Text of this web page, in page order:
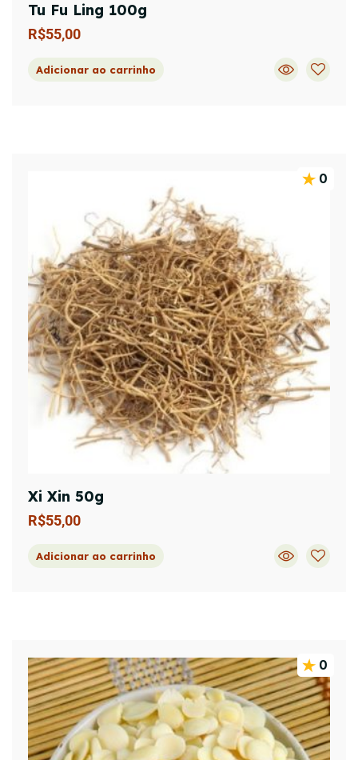
Tu Fu Ling 100g
R$55,00
Adicionar ao carrinho
0
Xi Xin 50g
R$55,00
Adicionar ao carrinho
0